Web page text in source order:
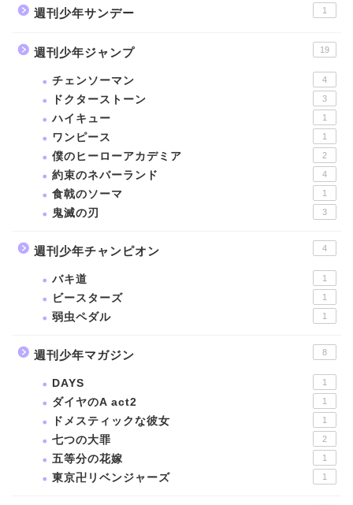
週刊少年サンデー 1
週刊少年ジャンプ 19
チェンソーマン 4
ドクターストーン 3
ハイキュー 1
ワンピース 1
僕のヒーローアカデミア 2
約束のネバーランド 4
食戟のソーマ 1
鬼滅の刃 3
週刊少年チャンピオン 4
バキ道 1
ビースターズ 1
弱虫ペダル 1
週刊少年マガジン 8
DAYS 1
ダイヤのA act2 1
ドメスティックな彼女 1
七つの大罪 2
五等分の花嫁 1
東京卍リベンジャーズ 1